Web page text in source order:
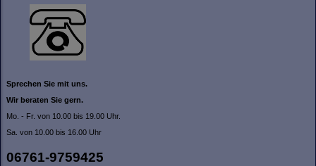
Sprechen Sie mit uns.
Wir beraten Sie gern.
Mo. - Fr. von 10.00 bis 19.00 Uhr.
Sa. von 10.00 bis 16.00 Uhr
06761-9759425